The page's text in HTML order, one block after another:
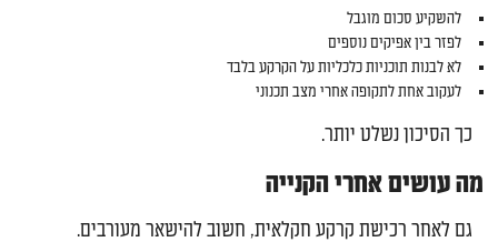
להשקיע סכום מוגבל
לפזר בין אפיקים נוספים
לא לבנות תוכניות כלכליות על הקרקע בלבד
לעקוב אחת לתקופה אחרי מצב תכנוני
כך הסיכון נשלט יותר.
מה עושים אחרי הקנייה
גם לאחר רכישת קרקע חקלאית, חשוב להישאר מעורבים.